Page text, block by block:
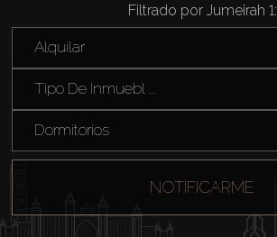
Filtrado por Jumeirah 1:
Alquilar
Tipo De Inmuebl ...
Dormitorios
NOTIFICARME